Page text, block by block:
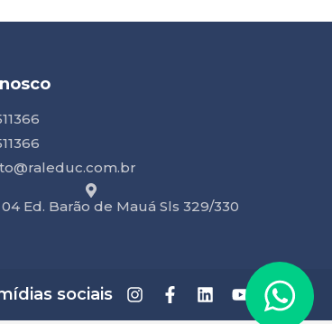
04 Ed. Barão de Mauá Sls 329/330
sociais